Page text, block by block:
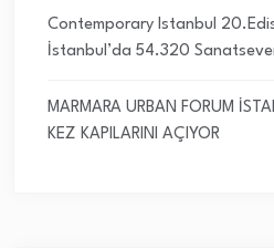
Contemporary Istanbul
İstanbul’da 54.320
MARMARA URBAN FORUM
KEZ KAPILARINI AÇIYOR